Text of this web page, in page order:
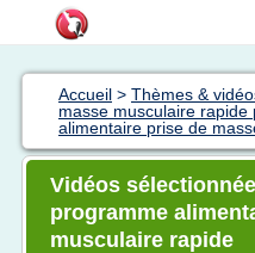
Accueil > Thèmes &
masse musculaire rapide
alimentaire prise de
Vidéos
programme
musculaire rapide